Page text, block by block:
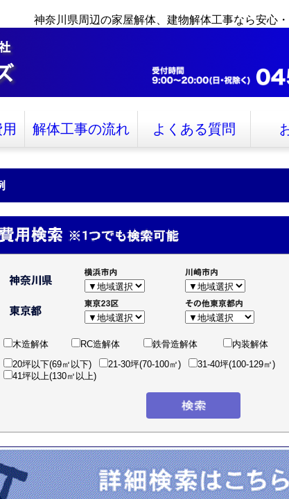
神奈川県周辺の家屋解体、建物解体工事なら安心
解体工事の流れ よくある質問
木造解体 RC造解体 鉄骨造解体 内装解体
20坪以下(69㎡以下)
21-30坪(70-100㎡)
31-40坪(100-129㎡)
41坪以上(130㎡以上)